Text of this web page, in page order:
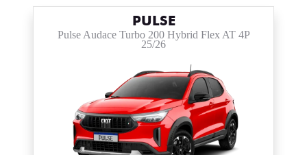
PULSE
Pulse Audace Turbo 200 Hybrid Flex AT 4P
25/26